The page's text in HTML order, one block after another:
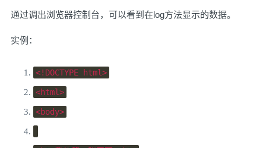
通过调出浏览器控制台，可以看到在log方法显示的数据。
实例：
<!DOCTYPE html>
<html>
<body>